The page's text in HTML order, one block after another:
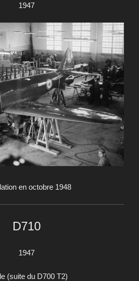
1947
en octobre 1948
D710
1947
(suite du D700 T2)